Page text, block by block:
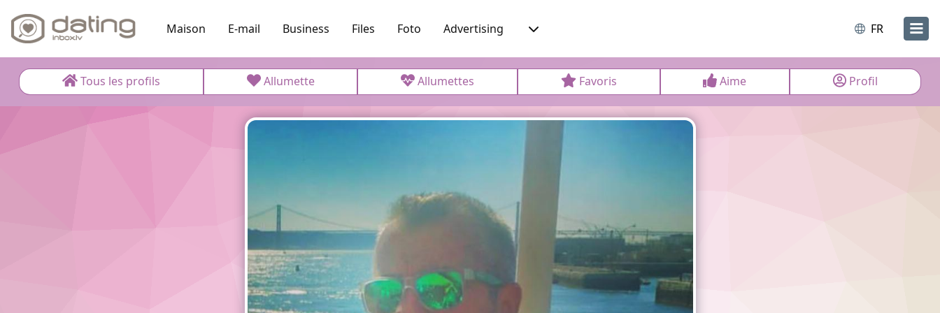
Maison E-mail Business Files Foto Advertising FR
Tous les profils Allumette Allumettes Favoris Aime Profil